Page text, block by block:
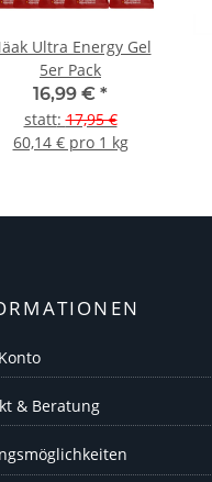
Ultra Energy Gel
5er Pack
16,99 € *
statt:17,95 €
60,14 € pro 1 kg
& Beratung